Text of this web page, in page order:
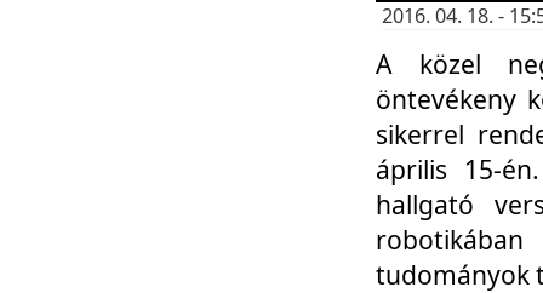
2016. 04. 18. -
A közel
öntevékeny
sikerrel
április 15-
hallgató
tudományok